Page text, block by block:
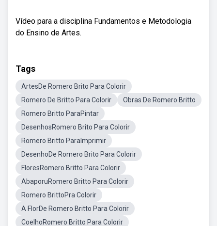
Vídeo para a disciplina Fundamentos e Metodologia
do Ensino de Artes.
Tags
ArtesDe Romero Brito Para Colorir
Romero De Britto Para Colorir
Obras De Romero Britto
Romero Britto ParaPintar
DesenhosRomero Brito Para Colorir
Romero Britto ParaImprimir
DesenhoDe Romero Brito Para Colorir
FloresRomero Britto Para Colorir
AbaporuRomero Britto Para Colorir
Romero BrittoPra Colorir
A FlorDe Romero Britto Para Colorir
CoelhoRomero Britto Para Colorir